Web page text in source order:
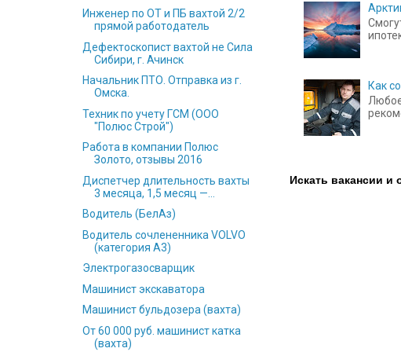
Как
Искать вакансии и
Инженер по ОТ и ПБ вахтой 2/2
прямой работодатель
Дефектоскопист вахтой не Сила
Сибири, г. Ачинск
Начальник ПТО. Отправка из г.
Омска.
Техник по учету ГСМ (ООО
"Полюс Строй")
Работа в компании Полюс
Золото, отзывы 2016
Диспетчер длительность вахты
3 месяца, 1,5 месяц —...
Водитель (БелАз)
Водитель сочлененника VOLVO
(категория А3)
Электрогазосварщик
Машинист экскаватора
Машинист бульдозера (вахта)
От 60 000 руб. машинист катка
(вахта)